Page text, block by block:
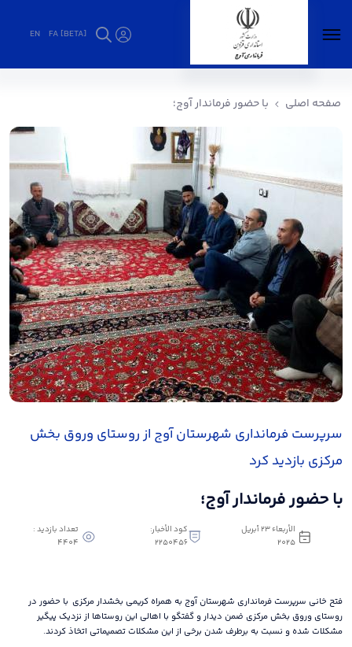
FA [BETA]
EN
صفحه اصلی با حضور فرماندار آوج؛
سرپرست فرمانداری شهرستان آوج از روستای وروق بخش
مرکزی بازدید کرد
با حضور فرماندار آوج؛
الأربعاء ٢٣ أبريل
٢٠٢٥
كود الأخبار:
2250456
تعداد بازدید :
4404
فتح خانی سرپرست فرمانداری شهرستان آوج به همراه کریمی بخشدار مرکزی با حضور در
روستای وروق بخش مرکزی ضمن دیدار و گفتگو با اهالی این روستاها از نزدیک پیگیر
مشکلات شده و نسبت به برطرف شدن برخی از این مشکلات تصمیماتی اتخاذ کردند.